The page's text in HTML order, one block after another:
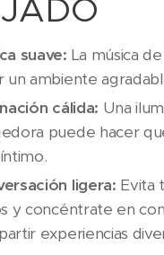
suave: La música
un ambiente
cálida: Una
puede hacer
ligera: Evita
y concéntrate en
experiencias